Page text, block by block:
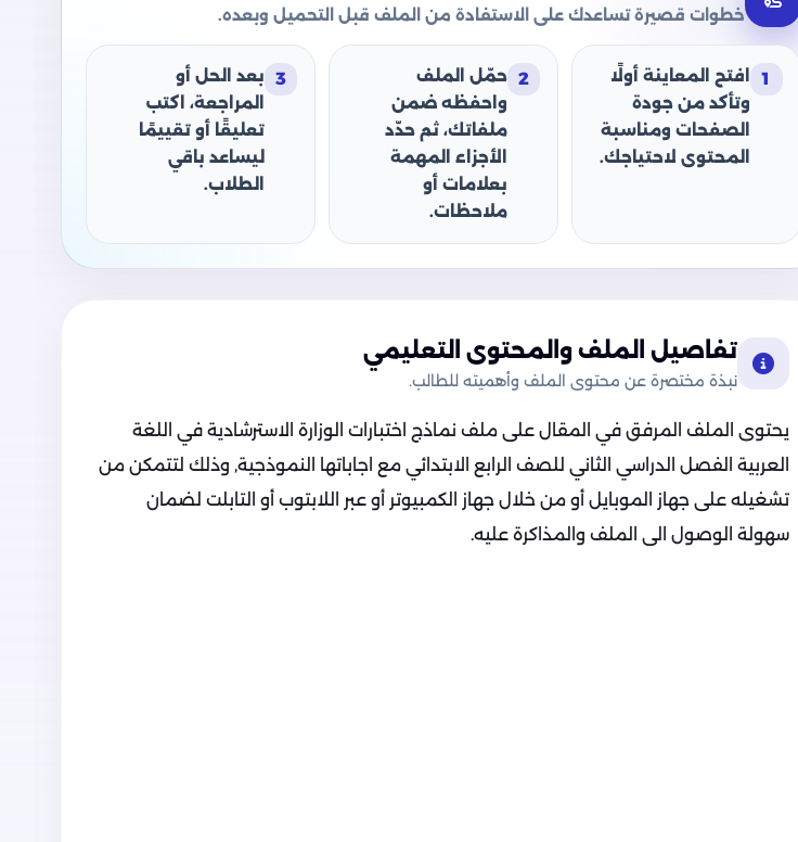
خطوات قصيرة تساعدك على الاستفادة من الملف قبل التحميل وبعده.
1
افتح المعاينة أولًا
وتأكد من جودة
الصفحات ومناسبة
المحتوى لاحتياجك.
2 حمّل الملف
واحفظه ضمن
ملفاتك، ثم حدّد
الأجزاء المهمة
بعلامات أو
ملاحظات.
3
بعد الحل أو
المراجعة، اكتب
تعليقًا أو تقييمًا
ليساعد باقي
الطلاب.
تفاصيل الملف والمحتوى التعليمي
نبذة مختصرة عن محتوى الملف وأهميته للطالب.
يحتوى الملف المرفق في المقال على ملف نماذج اختبارات الوزارة الاسترشادية في اللغة
العربية الفصل الدراسي الثاني للصف الرابع الابتدائي مع اجاباتها النموذجية, وذلك لتتمكن من
تشغيله على جهاز الموبايل أو من خلال جهاز الكمبيوتر أو عبر اللابتوب أو التابلت لضمان
سهولة الوصول الى الملف والمذاكرة عليه.